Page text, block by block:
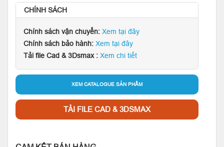
CHÍNH SÁCH
Chính sách vận chuyển: Xem tại đây
Chính sách bảo hành: Xem tại đây
Tải file Cad & 3Dsmax : Xem chi tiết
XEM CATALOGUE SẢN PHẨM
TẢI FILE CAD & 3DSMAX